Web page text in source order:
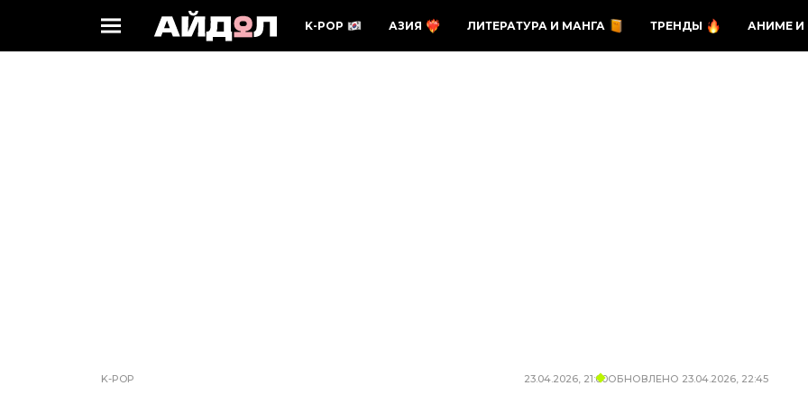
K-POP АЗИЯ ЛИТЕРАТУРА И МАНГА ТРЕНДЫ АНИМЕ И
K-POP 23.04.2026, 21:00ОБНОВЛЕНО 23.04.2026, 22:45